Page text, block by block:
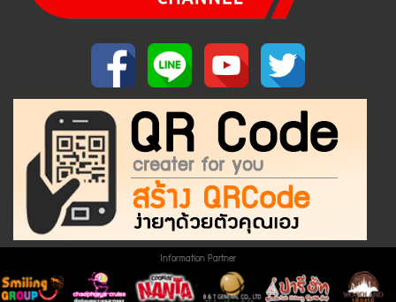
Information Partner